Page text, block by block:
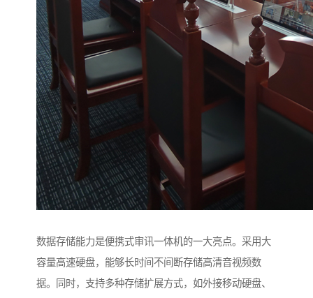
数据存储能力是便携式审讯一体机的一大亮点。采用大
容量高速硬盘，能够长时间不间断存储高清音视频数
据。同时，支持多种存储扩展方式，如外接移动硬盘、